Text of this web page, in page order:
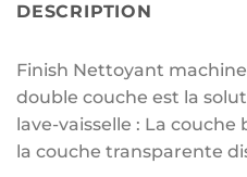
DESCRIPTION
Finish Nettoyant
double couche est la
lave-vaisselle : La
la couche transparente